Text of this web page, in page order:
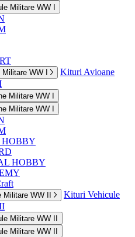
Militare WW I
WW I
Kituri Avioane
Militare WW I
Militare WW I
HOBBY
Militare WW II
Kituri Vehicule
Militare WW II
Militare WW II